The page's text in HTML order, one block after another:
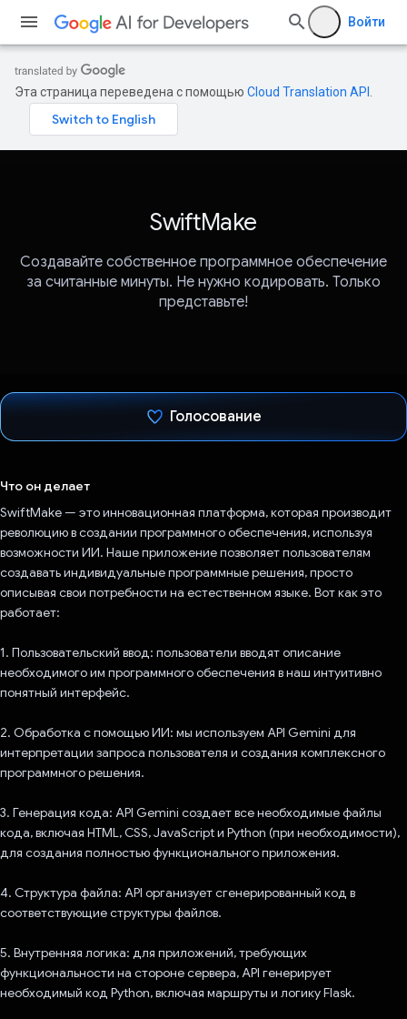
Войти
Эта страница переведена с помощью Cloud Translation API
SwiftMake
Создавайте собственное программное обеспечение
за считанные минуты. Не нужно кодировать. Только
представьте!
Голосование
Что он делает
SwiftMake — это инновационная платформа, которая производит
революцию в создании программного обеспечения, используя
возможности ИИ. Наше приложение позволяет пользователям
создавать индивидуальные программные решения, просто
описывая свои потребности на естественном языке. Вот как это
работает:
1. Пользовательский ввод: пользователи вводят описание
необходимого им программного обеспечения в наш интуитивно
понятный интерфейс.
2. Обработка с помощью ИИ: мы используем API Gemini для
интерпретации запроса пользователя и создания комплексного
программного решения.
3. Генерация кода: API Gemini создает все необходимые файлы
кода, включая HTML, CSS, JavaScript и Python (при необходимости),
для создания полностью функционального приложения.
4. Структура файла: API организует сгенерированный код в
соответствующие структуры файлов.
5. Внутренняя логика: для приложений, требующих
функциональности на стороне сервера, API генерирует
необходимый код Python, включая маршруты и логику Flask.